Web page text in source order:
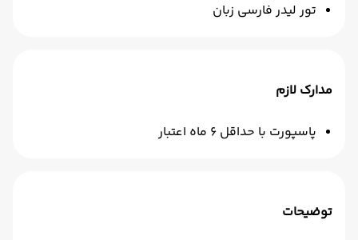
تور لیدر فارسی زبان
مدارک لازم
پاسپورت با حداقل 6 ماه اعتبار
توضیحات